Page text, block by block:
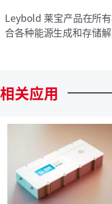
Leybold 莱宝产品在所
合各种能源生成和存储
相关应用